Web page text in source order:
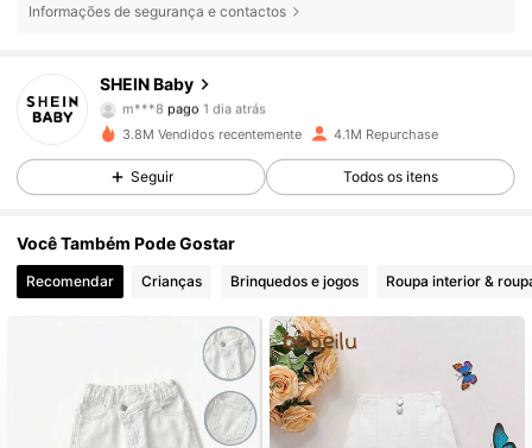
Informações de segurança e contactos
SHEIN Baby
4,92
743K Seguidores
m***8 pago 1 dia atrás
4,92 743K Seguidores
4,92 743K Seguidores
743K Seguidores
4,92 743K Seguidores
3.8M Vendidos recentemente 4.1M Repurchase
Seguir Todos os itens
Você Também Pode Gostar
Recomendar Crianças Brinquedos e jogos Roupa interior &